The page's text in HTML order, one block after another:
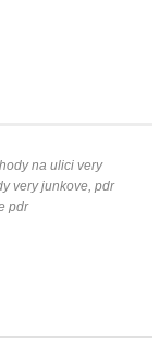
na ulici very
very junkove, pdr
pdr